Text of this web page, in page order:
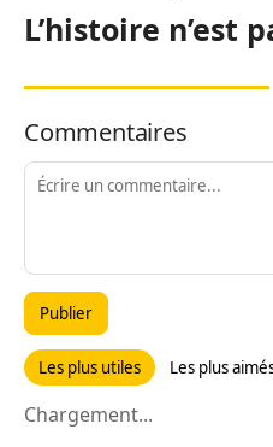
L’histoire n’est
Commentaires
Publier
Les plus utiles Les plus
Chargement...